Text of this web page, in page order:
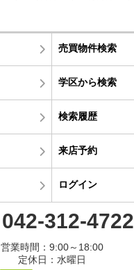
売買物件検索
学区から検索
検索履歴
来店予約
ログイン
042-312-4722
営業時間：9:00～18:00
定休日：水曜日